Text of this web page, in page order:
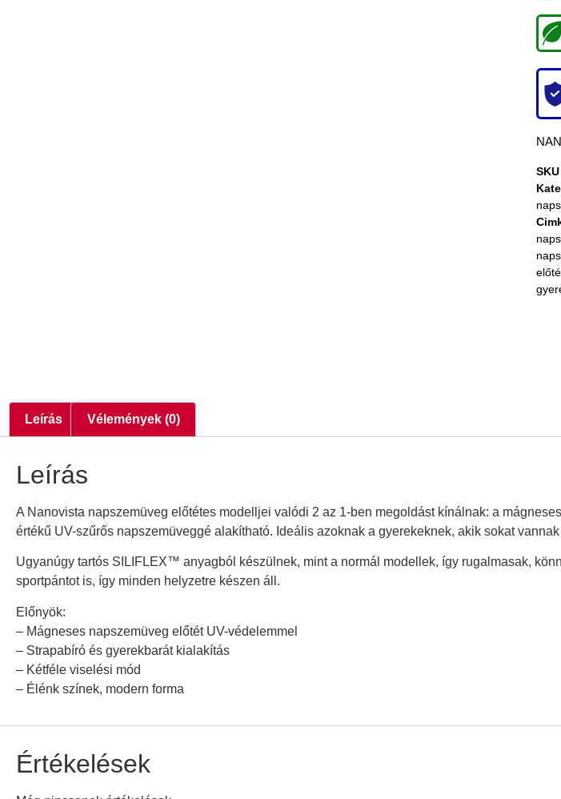
SKU
Leírás Vélemények (0)
Leírás
A Nanovista napszemüveg előtétes modelljei valódi 2 az 1-ben megoldást kínálnak: a
értékű UV-szűrős napszemüveggé alakítható. Ideális azoknak a gyerekeknek, akik sokat
Ugyanúgy tartós SILIFLEX™ anyagból készülnek, mint a normál modellek, így rugalmasak,
sportpántot is, így minden helyzetre készen áll.
Előnyök:
– Mágneses napszemüveg előtét UV-védelemmel
– Strapabíró és gyerekbarát kialakítás
– Kétféle viselési mód
– Élénk színek, modern forma
Értékelések